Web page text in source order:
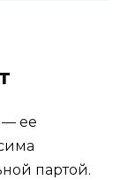
ее
партой.